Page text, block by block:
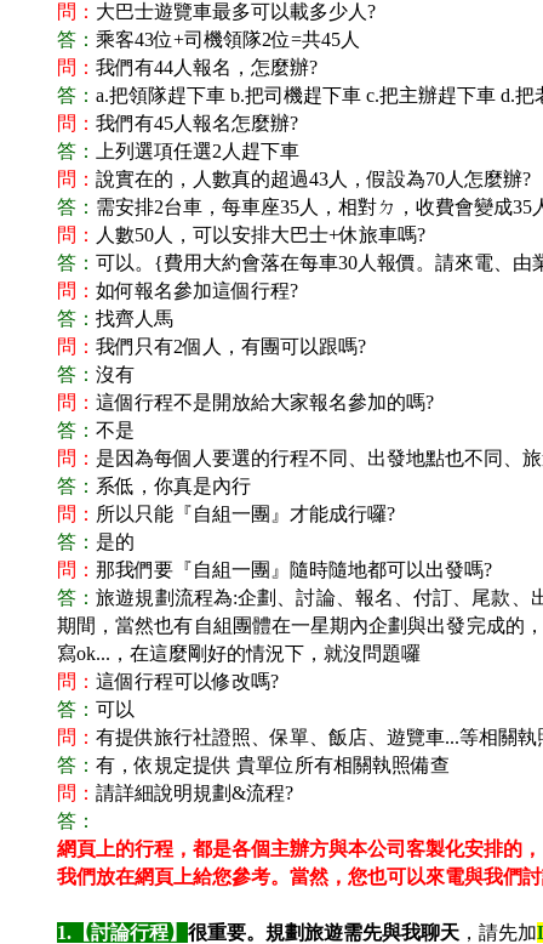
問： 大巴士遊覽車最多可以載多少人?
答： 乘客43位+司機領隊2位=共45人
問： 我們有44人報名，怎麼辦?
答： a.把領隊趕下車 b.把司機趕下車 c.把主辦趕下車 d.
問： 我們有45人報名怎麼辦?
答：
上列選項任選2人趕下車
問： 說實在的，人數真的超過43人，假設為70人怎麼辦?
答： 需安排2台車，每車座35人，相對ㄉ，收費會變成
問： 人數50人，可以安排大巴士+休旅車嗎?
答： 可以。{費用大約會落在每車30人報價。請來電、由
問： 如何報名參加這個行程?
答： 找齊人馬
問： 我們只有2個人，有團可以跟嗎?
答： 沒有
問： 這個行程不是開放給大家報名參加的嗎?
答： 不是
問： 是因為每個人要選的行程不同、出發地點也不同、
答： 系低，你真是內行
問： 所以只能『自組一團』才能成行囉?
答： 是的
問： 那我們要『自組一團』隨時隨地都可以出發嗎?
答：旅遊規劃流程為:企劃、討論、報名、付訂、尾款
期間，當然也有自組團體在一星期內企劃與出發完成的
寫ok...，在這麼剛好的情況下，就沒問題囉
問： 這個行程可以修改嗎?
答： 可以
問： 有提供旅行社證照、保單、飯店、遊覽車...等相關
答： 有，依規定提供 貴單位所有相關執照備查
問： 請詳細說明規劃&流程?
答：
網頁上的行程，都是各個主辦方與本公司客製化安排的，
我們放在網頁上給您參考。 當然，您也可以來電與我們
1. 【討論行程】 很重要。規劃旅遊需先與我聊天 ，請先加